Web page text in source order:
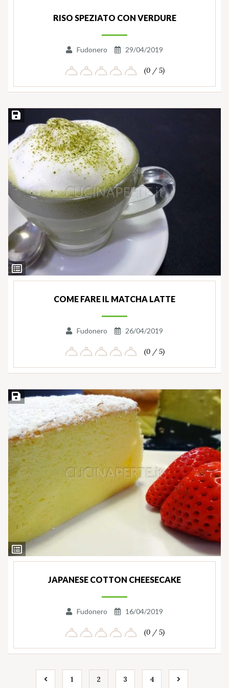
RISO SPEZIATO CON VERDURE
Fudonero 29/04/2019
(0 / 5)
Ingredienti
Salva ricetta
COME FARE IL MATCHA LATTE
Fudonero 26/04/2019
(0 / 5)
Ingredienti
Salva ricetta
JAPANESE COTTON CHEESECAKE
Fudonero 16/04/2019
(0 / 5)
1 2 3 4